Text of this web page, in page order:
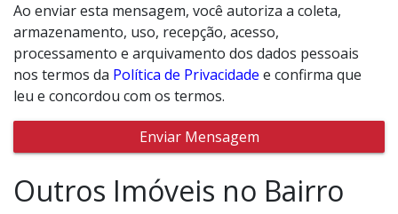
Ao enviar esta mensagem, você autoriza a coleta,
armazenamento, uso, recepção, acesso,
processamento e arquivamento dos dados pessoais
nos termos da Política de Privacidade e confirma que
leu e concordou com os termos.
Enviar Mensagem
Outros Imóveis no Bairro